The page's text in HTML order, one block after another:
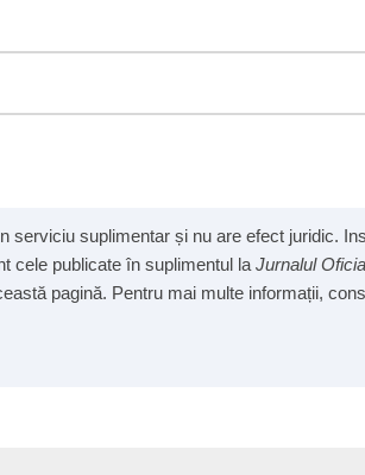
serviciu suplimentar și nu are efect juridic.
cele publicate în suplimentul la Jurnalul
pagină. Pentru mai multe informații,